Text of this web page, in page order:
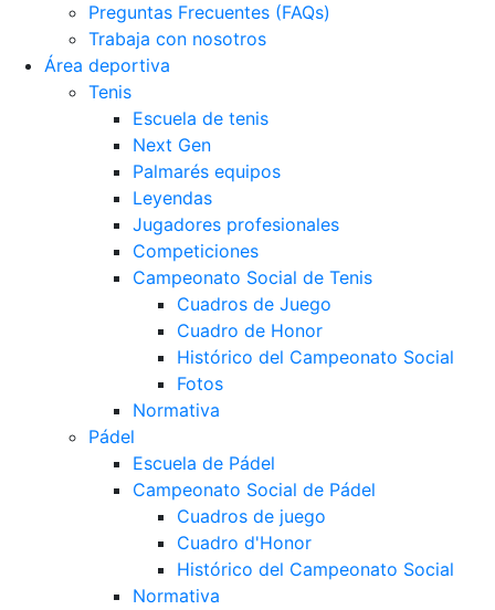
Preguntas Frecuentes (FAQs)
Trabaja con nosotros
Área deportiva
Tenis
Escuela de tenis
Next Gen
Palmarés equipos
Leyendas
Jugadores profesionales
Competiciones
Campeonato Social de Tenis
Cuadros de Juego
Cuadro de Honor
Histórico del Campeonato Social
Fotos
Normativa
Pádel
Escuela de Pádel
Campeonato Social de Pádel
Cuadros de juego
Cuadro d'Honor
Histórico del Campeonato Social
Normativa